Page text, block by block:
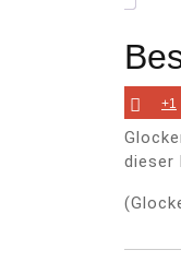
+1
dieser